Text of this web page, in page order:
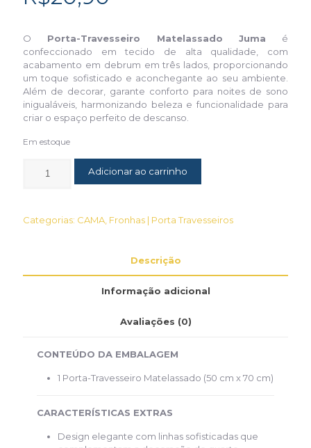
O Porta-Travesseiro Matelassado Juma é
confeccionado em tecido de alta qualidade, com
acabamento em debrum em três lados, proporcionando
um toque sofisticado e aconchegante ao seu ambiente.
Além de decorar, garante conforto para noites de sono
inigualáveis, harmonizando beleza e funcionalidade para
criar o espaço perfeito de descanso.
Em estoque
Adicionar ao carrinho
Categorias: CAMA Fronhas | Porta Travesseiros
Descrição
Informação adicional
Avaliações (0)
CONTEÚDO DA EMBALAGEM
1 Porta-Travesseiro Matelassado (50 cm x 70 cm)
CARACTERÍSTICAS EXTRAS
Design elegante com linhas sofisticadas que